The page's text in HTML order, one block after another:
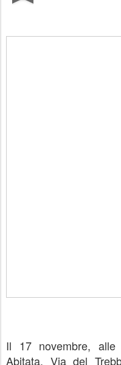
Il 17 novembre,
Abitata, Via del